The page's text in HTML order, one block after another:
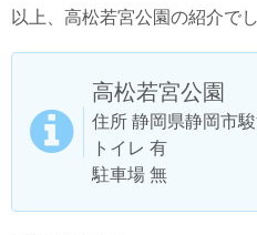
以上、高松若宮公園の紹介でし
高松若宮公園
住所 静岡県静岡市
トイレ 有
駐車場 無